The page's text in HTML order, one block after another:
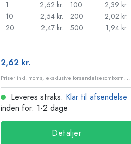
1
2,62 kr.
10
2,54 kr.
20
2,47 kr.
100
2,39 kr.
200
2,02 kr.
500
1,94 kr.
2,62 kr.
P
riser inkl. moms, eksklusive forsendelsesomkostninger
Leveres straks. Klar til afsendelse
inden for: 1-2 dage
Detaljer